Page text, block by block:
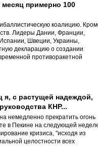
примерно 100
коалицию.
Лидеры Дании, Франции,
Швеции, Украины,
декларацию о создании
противоракетной
с растущей надеждой,
КНР...
немедленно прекратить огонь
в Пекине на следующей
кризиса, "исходя из
целостности всех